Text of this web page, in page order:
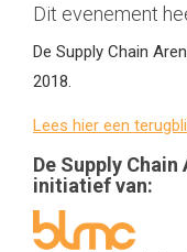
Dit evenement
De Supply Chain
2018.
Lees hier een
De Supply Chain
initiatief van: